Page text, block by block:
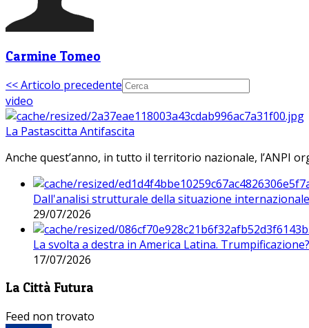
Carmine Tomeo
<< Articolo precedente
video
La Pastascitta Antifascita
Anche quest’anno, in tutto il territorio nazionale, l’ANPI
Dall'analisi strutturale della situazione
29/07/2026
La svolta a destra in America Latina. Trumpificazione?
17/07/2026
La Città Futura
Feed non trovato